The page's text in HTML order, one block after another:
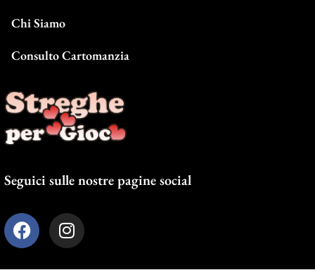
Chi Siamo
Consulto Cartomanzia
Seguici sulle nostre pagine social
F
a
I
n